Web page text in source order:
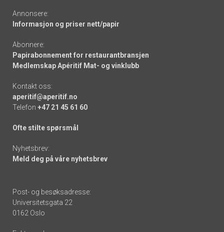
Annonsere:
Informasjon og priser nett/papir
Abonnere:
Papirabonnement for restaurantbransjen
Medlemskap Apéritif Mat- og vinklubb
Kontakt oss:
aperitif@aperitif.no
Telefon +47 21 45 61 60
Ofte stilte spørsmål
Nyhetsbrev:
Meld deg på våre nyhetsbrev
Post- og besøksadresse:
Universitetsgata 22
0162 Oslo